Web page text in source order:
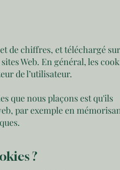
de chiffres, et téléchargé sur
Web. En général, les
de l’utilisateur.
que nous plaçons est qu'ils
par exemple en
?